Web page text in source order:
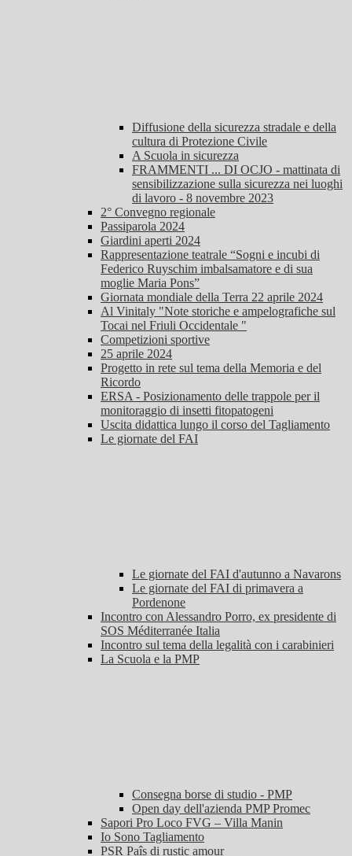
Diffusione della sicurezza stradale e della
cultura di Protezione Civile
A Scuola in sicurezza
FRAMMENTI ... DI OCJO - mattinata di
sensibilizzazione sulla sicurezza nei luoghi
di lavoro - 8 novembre 2023
2° Convegno regionale
Passiparola 2024
Giardini aperti 2024
Rappresentazione teatrale “Sogni e incubi di
Federico Ruyschim imbalsamatore e di sua
moglie Maria Pons”
Giornata mondiale della Terra 22 aprile 2024
Al Vinitaly "Note storiche e ampelografiche sul
Tocai nel Friuli Occidentale "
Competizioni sportive
25 aprile 2024
Progetto in rete sul tema della Memoria e del
Ricordo
ERSA - Posizionamento delle trappole per il
monitoraggio di insetti fitopatogeni
Uscita didattica lungo il corso del Tagliamento
Le giornate del FAI
Le giornate del FAI d'autunno a Navarons
Le giornate del FAI di primavera a
Pordenone
Incontro con Alessandro Porro, ex presidente di
SOS Méditerranée Italia
Incontro sul tema della legalità con i carabinieri
La Scuola e la PMP
Consegna borse di studio - PMP
Open day dell'azienda PMP Promec
Sapori Pro Loco FVG – Villa Manin
Io Sono Tagliamento
PSR Paîs di rustic amour